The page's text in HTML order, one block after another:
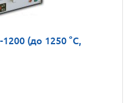
(до 1250 °С,